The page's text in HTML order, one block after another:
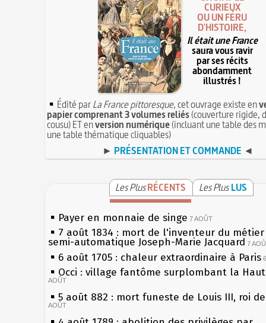
CURIEUX
OU UN FÉRU
D'HISTOIRE,
Il était une France
saura vous ravir
par ses récits
abondamment
illustrés !
Édité parLa France pittoresque, cet ouvrage existe en
papier comprenant 3 volumes reliés(couverture rigide,
cousu) ET enversion numérique(incluant une table des
une table thématique cliquables)
► PRÉSENTATION ET COMMANDE ◄
Les PlusRÉCENTS Les Plus LUS
Payer en monnaie de singe 7 AOÛT
7 août 1834 : mort de l'inventeur du
semi-automatique Joseph-Marie Jacquard 7
6 août 1705 : chaleur extraordinaire à Paris
Occi : village fantôme surplombant la
AOÛT
5 août 882 : mort funeste de Louis III, roi
AOÛT